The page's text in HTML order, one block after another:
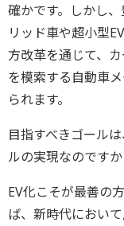
確かです。しかし
リッド車や超小型
方改革を通じて、
を模索する自動車
られます。
目指すべきゴール
ルの実現なのですか
EV化こそが最善の
ば、新時代におい